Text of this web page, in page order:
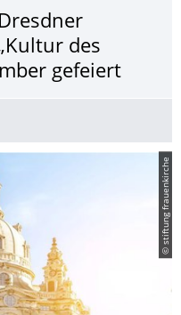
des
gefeiert
© stiftung frauenkirche